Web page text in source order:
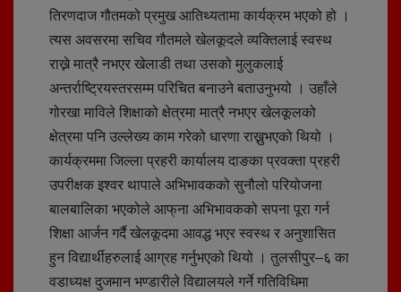
तिरणदाज गौतमको प्रमुख आतिथ्यतामा कार्यक्रम भएको हो ।
त्यस अवसरमा सचिव गौतमले खेलकूदले व्यक्तिलाई स्वस्थ
राख्ने मात्रै नभएर खेलाडी तथा उसको मुलुकलाई
अन्तर्राष्ट्रियस्तरसम्म परिचित बनाउने बताउनुभयो । उहाँले
गोरखा माविले शिक्षाको क्षेत्रमा मात्रै नभएर खेलकूलको
क्षेत्रमा पनि उल्लेख्य काम गरेको धारणा राख्नुभएको थियो ।
कार्यक्रममा जिल्ला प्रहरी कार्यालय दाङका प्रवक्ता प्रहरी
उपरीक्षक इश्वर थापाले अभिभावकको सुनौलो परियोजना
बालबालिका भएकोले आफ्‌ना अभिभावकको सपना पूरा गर्न
शिक्षा आर्जन गर्दै खेलकूदमा आवद्ध भएर स्वस्थ र अनुशासित
हुन विद्यार्थीहरुलाई आग्रह गर्नुभएको थियो । तुलसीपुर–६ का
वडाध्यक्ष दुजमान भण्डारीले विद्यालयले गर्ने गतिविधिमा